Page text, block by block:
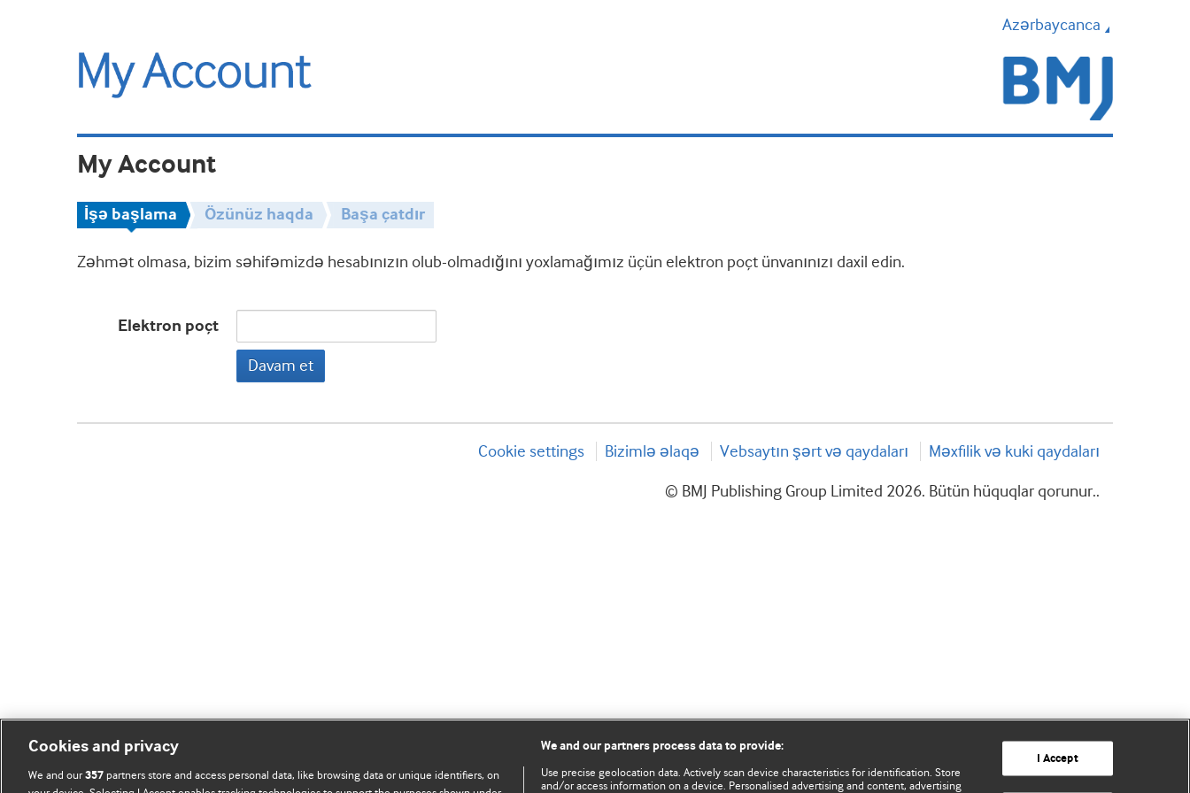
Azərbaycanca
My Account
İşə başlama Özünüz haqda Başa çatdır
Zəhmət olmasa, bizim səhifəmizdə hesabınızın olub-olmadığını yoxlamağımız üçün elektron poçt ünvanınızı daxil edin.
Elektron poçt
Davam et
Cookie settings Bizimlə əlaqə Vebsaytın şərt və qaydaları Məxfilik və kuki qaydaları
© BMJ Publishing Group Limited 2026. Bütün hüquqlar qorunur..
Cookies and privacy
We and our357 partners store and access personal data, like browsing data or unique identifiers, on
We and our partners process data to provide:
Use precise geolocation data. Actively scan device characteristics for identification. Store
and/or access information on a device. Personalised advertising and content, advertising
I Accept